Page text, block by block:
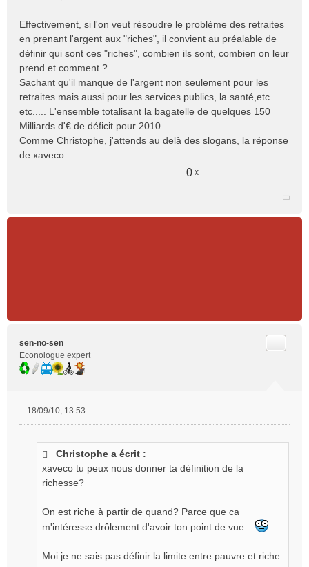
s
s
a
g
e
n
n
l
u
Effectivement, si l'on veut résoudre le problème des retraites
en prenant l'argent aux "riches", il convient au préalable de
définir qui sont ces "riches", combien ils sont, combien on leur
prend et comment ?
Sachant qu'il manque de l'argent non seulement pour les
retraites mais aussi pour les services publics, la santé,etc
etc..... L'ensemble totalisant la bagatelle de quelques 150
Milliards d'€ de déficit pour 2010.
Comme Christophe, j'attends au delà des slogans, la réponse
de xaveco
0 x
sen-no-sen
Econologue expert
18/09/10, 13:53
Christophe a écrit :
xaveco tu peux nous donner ta définition de la
richesse?
On est riche à partir de quand? Parce que ca
m'intéresse drôlement d'avoir ton point de vue...
Moi je ne sais pas définir la limite entre pauvre et riche